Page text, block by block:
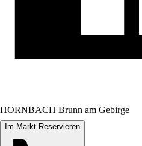
HORNBACH Brunn am Gebirge
Im Markt Reservieren